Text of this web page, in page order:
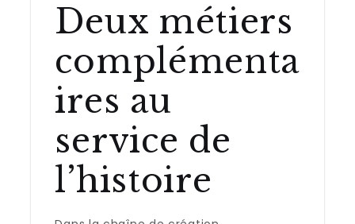
Deux métiers
complémenta
ires au
service de
l’histoire